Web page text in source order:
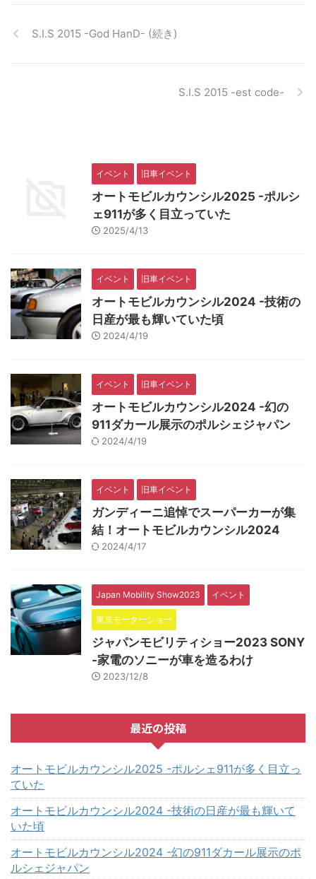
S.I.S 2015 -God HanD- (続き)
S.I.S 2015 -est code-
イベント 旧車イベント
オートモビルカウンシル2025 -ポルシ
ェ911が多く目立っていた
2025/4/13
イベント 旧車イベント
オートモビルカウンシル2024 -技術の
日産が最も輝いていた頃
2024/4/19
イベント 旧車イベント
オートモビルカウンシル2024 -幻の
911ダカール展示のポルシェジャパン
2024/4/19
イベント 旧車イベント
ガンディーニ追悼でスーパーカーが集
結！オートモビルカウンシル2024
2024/4/17
Japan Mobility Show2023 イベント
東京モーターショー
ジャパンモビリティショー2023 SONY
-家電のソニーが車を造るわけ
2023/12/8
最近の投稿
オートモビルカウンシル2025 -ポルシェ911が多く目立っ
ていた
オートモビルカウンシル2024 -技術の日産が最も輝いて
いた頃
オートモビルカウンシル2024 -幻の911ダカール展示のポ
ルシェジャパン